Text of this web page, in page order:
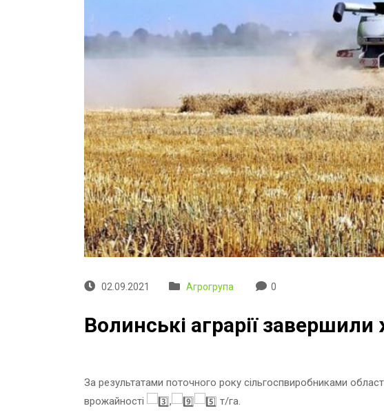
02.09.2021 Агрогрупа 0
Волинські аграрії
За результатами поточного року сільгоспвиробниками
врожайності
, т/га.